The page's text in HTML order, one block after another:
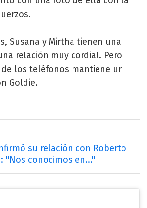
Susana y Mirtha tienen una
relación muy cordial. Pero
los teléfonos mantiene un
Goldie.
su relación con Roberto
"Nos conocimos en..."